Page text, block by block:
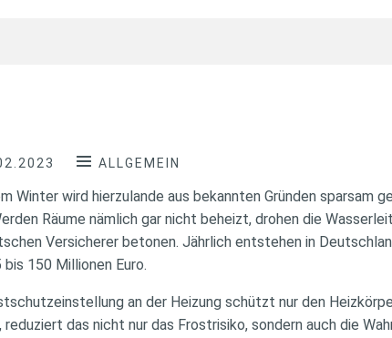
ALLGEMEIN
Winter wird hierzulande aus bekannten Gründen sparsam
Räume nämlich gar nicht beheizt, drohen die
Versicherer betonen. Jährlich entstehen in
bis 150 Millionen Euro.
an der Heizung schützt nur den
reduziert das nicht nur das Frostrisiko, sondern auch die